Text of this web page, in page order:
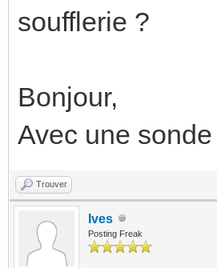
soufflerie ?
Bonjour,
Avec une
Trouver
Ives
Posting Freak